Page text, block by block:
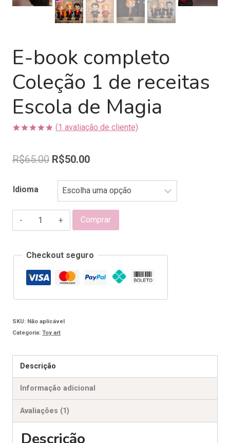
E-book completo
Coleção 1 de receitas
Escola de Magia
de 5, com
baseado em
(1 avaliação de cliente)
R$65.00 R$50.00
Idioma
completo
1
de
Escola
Magia
Comprar
Checkout seguro
SKU: Não aplicável
Categoria: Toy art
Descrição
Informação adicional
Avaliações (1)
Descrição